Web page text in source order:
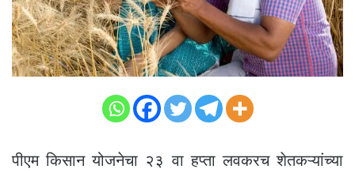
पीएम किसान योजनेचा २३ वा हप्ता लवकरच शेतकऱ्यांच्या